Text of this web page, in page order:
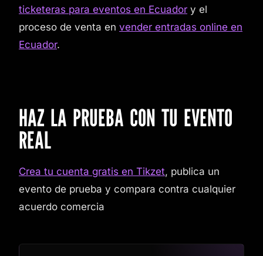
ticketeras para eventos en Ecuador y el
proceso de venta en vender entradas online en
Ecuador.
HAZ LA PRUEBA CON TU EVENTO
REAL
Crea tu cuenta gratis en Tikzet, publica un
evento de prueba y compara contra cualquier
acuerdo comercia